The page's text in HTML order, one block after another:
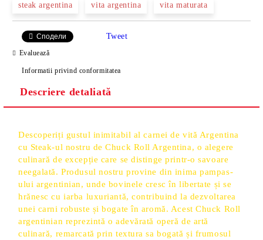
steak argentina vita argentina vita maturata
Сподели Tweet
Evaluează
Informatii privind conformitatea
Descriere detaliată
Descoperiți gustul inimitabil al carnei de vită Argentina
cu Steak-ul nostru de Chuck Roll Argentina, o alegere
culinară de excepție care se distinge printr-o savoare
neegalată. Produsul nostru provine din inima pampas-
ului argentinian, unde bovinele cresc în libertate și se
hrănesc cu iarba luxuriantă, contribuind la dezvoltarea
unei carni robuste și bogate în aromă. Acest Chuck Roll
argentinian reprezintă o adevărată operă de artă
culinară, remarcată prin textura sa bogată și frumosul